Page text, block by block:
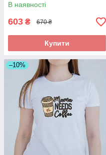
В наявності
603 ₴ 670 ₴
Купити
–10%